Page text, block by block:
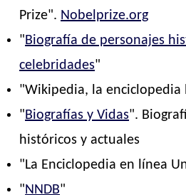
Prize". Nobelprize.org
"Biografía de personajes
celebridades"
"Wikipedia, la
"Biografías y Vidas".
históricos y actuales
"La Enciclopedia en línea
"NNDB"